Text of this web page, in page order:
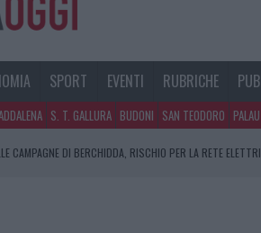
SPORT EVENTI RUBRICHE
S. T. GALLURA BUDONI SAN TEODORO PALAU
CAMPAGNE DI BERCHIDDA, RISCHIO PER LA RETE